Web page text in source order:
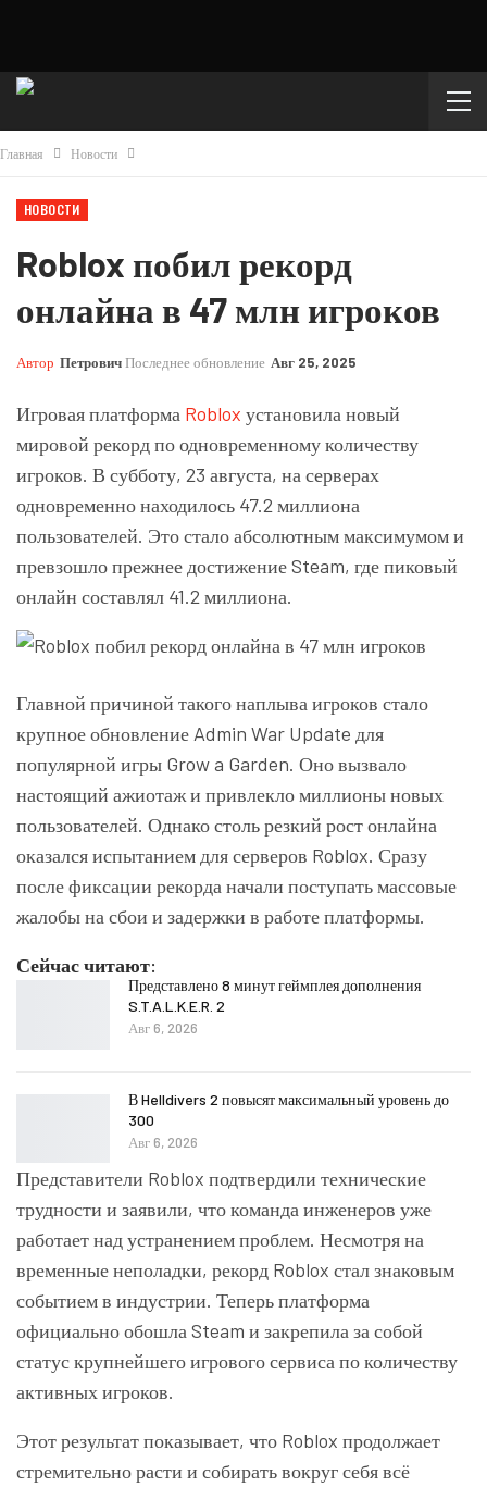
Главная Новости
НОВОСТИ
Roblox побил рекорд
онлайна в 47 млн игроков
Автор ПетровичПоследнее обновление Авг 25, 2025
Игровая платформа Roblox установила новый
мировой рекорд по одновременному количеству
игроков. В субботу, 23 августа, на серверах
одновременно находилось 47.2 миллиона
пользователей. Это стало абсолютным максимумом и
превзошло прежнее достижение Steam, где пиковый
онлайн составлял 41.2 миллиона.
Главной причиной такого наплыва игроков стало
крупное обновление Admin War Update для
популярной игры Grow a Garden. Оно вызвало
настоящий ажиотаж и привлекло миллионы новых
пользователей. Однако столь резкий рост онлайна
оказался испытанием для серверов Roblox. Сразу
после фиксации рекорда начали поступать массовые
жалобы на сбои и задержки в работе платформы.
Сейчас читают:
Представлено 8 минут геймплея дополнения
S.T.A.L.K.E.R. 2
Авг 6, 2026
В Helldivers 2 повысят максимальный уровень до
300
Авг 6, 2026
Представители Roblox подтвердили технические
трудности и заявили, что команда инженеров уже
работает над устранением проблем. Несмотря на
временные неполадки, рекорд Roblox стал знаковым
событием в индустрии. Теперь платформа
официально обошла Steam и закрепила за собой
статус крупнейшего игрового сервиса по количеству
активных игроков.
Этот результат показывает, что Roblox продолжает
стремительно расти и собирать вокруг себя всё